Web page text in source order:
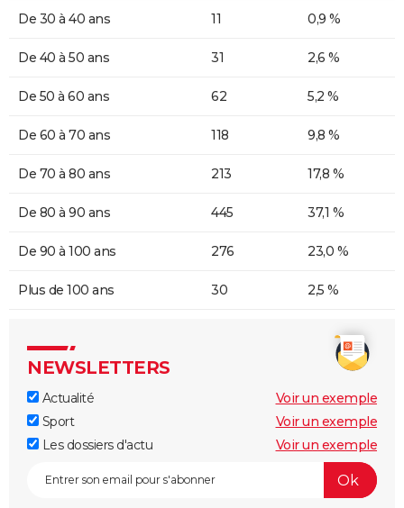
De 30 à 40 ans 11 0,9 %
De 40 à 50 ans 31 2,6 %
De 50 à 60 ans 62 5,2 %
De 60 à 70 ans 118 9,8 %
De 70 à 80 ans 213 17,8 %
De 80 à 90 ans 445 37,1 %
De 90 à 100 ans 276 23,0 %
Plus de 100 ans 30 2,5 %
NEWSLETTERS
Actualité
Voir un exemple
Sport
Voir un exemple
Les dossiers d'actu
Voir un exemple